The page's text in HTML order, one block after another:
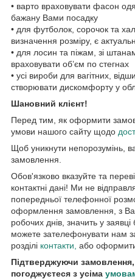
• варто враховувати фасон
бажану Вами посадку
• для футболок, сорочок та
визначення розміру, є
• для лосин та піжам, зі
враховувати об’єм по стегнах
• усі вироби для вагітних,
створювати дискомфорту у
Шановний клієнт!
Перед тим, як оформити
умови нашого сайту щодо
Щоб уникнути непорозумінь,
замовлення.
Обов'язково вказуйте та
контактні дані! Ми не
попередньої телефонної
оформлення замовлення, з
робочих днів, значить у
можете зателефонувати нам
розділі контакти, або
Підтверджуючи
погоджуєтеся з усіма